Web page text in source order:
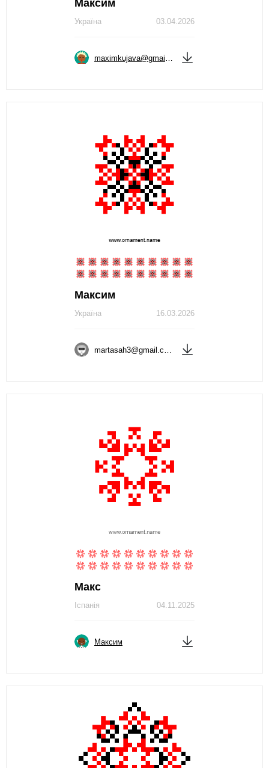
Максим
03.04.2026
Україна
maximkujava@gmail.com
Максим
16.03.2026
Україна
martasah3@gmail.com
Макс
04.11.2025
Іспанія
Максим